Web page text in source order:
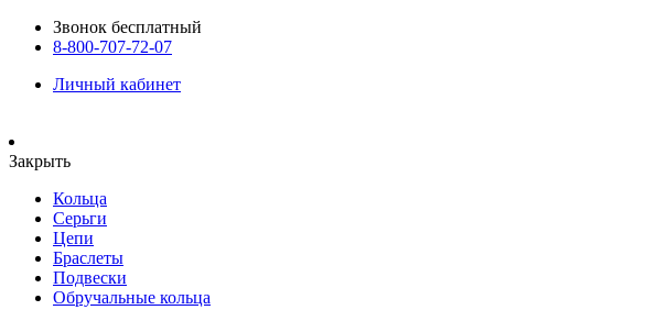
Звонок бесплатный
8-800-707-72-07
Личный кабинет
Закрыть
Кольца
Серьги
Цепи
Браслеты
Подвески
Обручальные кольца